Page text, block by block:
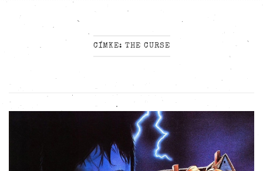
CÍMKE: THE CURSE